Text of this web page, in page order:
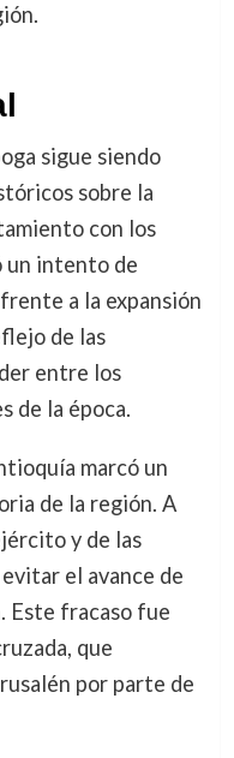
sigue siendo
sobre la
con los
un intento de
a la expansión
de las
entre los
de la época.
marcó un
de la región. A
y de las
el avance de
Este fracaso fue
que
por parte de